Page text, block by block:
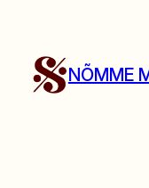
juurde
NÕMME